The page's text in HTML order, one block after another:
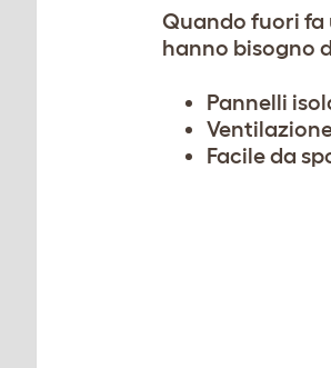
Quando fuori fa
hanno bisogno
Pannelli
Facile da